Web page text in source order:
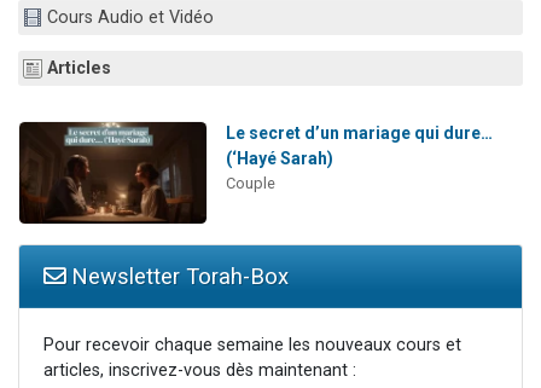
Dovan vient de donner son Maasser
Malgorzata vient de donner son Maasser
Cours Audio et Vidéo
Articles
Le secret d’un mariage qui dure…
(‘Hayé Sarah)
Couple
Newsletter Torah-Box
Pour recevoir chaque semaine les nouveaux cours et
articles, inscrivez-vous dès maintenant :